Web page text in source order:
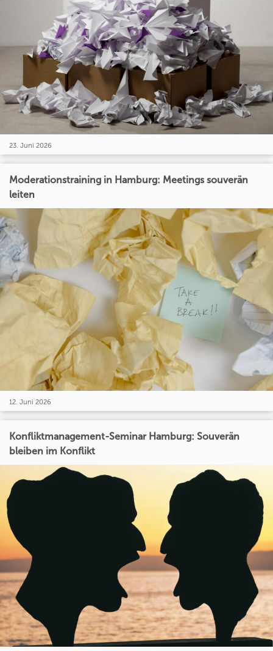
23. Juni 2026
Moderationstraining in Hamburg: Meetings souverän
leiten
12. Juni 2026
Konfliktmanagement-Seminar Hamburg: Souverän
bleiben im Konflikt